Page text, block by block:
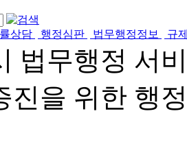
상담 행정심판 법무행정정보 규
법무행정 서
진을 위한 행